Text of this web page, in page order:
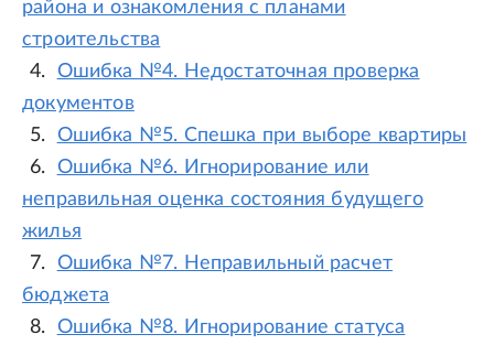
района и ознакомления с планами
строительства
Ошибка №4. Недостаточная проверка
документов
Ошибка №5. Спешка при выборе квартиры
Ошибка №6. Игнорирование или
неправильная оценка состояния будущего
жилья
Ошибка №7. Неправильный расчет
бюджета
Ошибка №8. Игнорирование статуса